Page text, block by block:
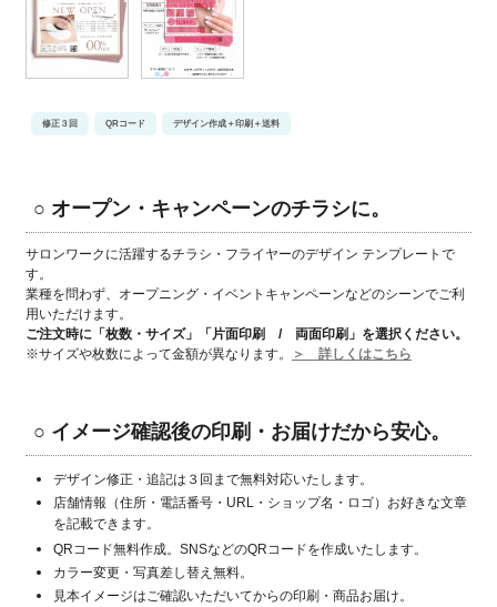
修正３回 QRコード デザイン作成＋印刷＋送料
○ オープン・キャンペーンのチラシに。
サロンワークに活躍するチラシ・フライヤーのデザイン テンプレートで
す。
業種を問わず、オープニング・イベントキャンペーンなどのシーンでご利
用いただけます。
ご注文時に「枚数・サイズ」「片面印刷 / 両面印刷」 を選択ください。
※サイズや枚数によって金額が異なります。
＞ 詳しくはこちら
○ イメージ確認後の印刷・お届けだから安心。
デザイン修正・追記は３回まで無料対応いたします。
店舗情報（住所・電話番号・URL・ショップ名・ロゴ）お好きな文章
を記載できます。
QRコード無料作成。SNSなどのQRコードを作成いたします。
カラー変更・写真差し替え無料。
見本イメージはご確認いただいてからの印刷・商品お届け。